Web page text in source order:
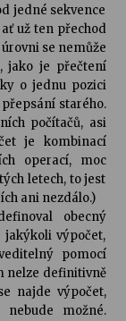
V Želivě ožije
v Klášteře
jedné sekvence
už ten přechod
se nemůže
jako je přečtení
o jednu pozici
starého.
počítačů, asi
je kombinací
operací, moc
letech, to jest
ani nezdálo.)
obecný
jakýkoli výpočet,
pomocí
nelze definitivně
najde výpočet,
možné.